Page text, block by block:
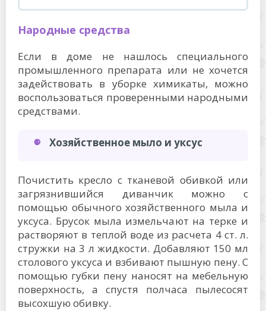
Народные средства
Если в доме не нашлось специального
промышленного препарата или не хочется
задействовать в уборке химикаты, можно
воспользоваться проверенными народными
средствами.
Хозяйственное мыло и уксус
Почистить кресло с тканевой обивкой или
загрязнившийся диванчик можно с
помощью обычного хозяйственного мыла и
уксуса. Брусок мыла измельчают на терке и
растворяют в теплой воде из расчета 4 ст. л.
стружки на 3 л жидкости. Добавляют 150 мл
столового уксуса и взбивают пышную пену. С
помощью губки пену наносят на мебельную
поверхность, а спустя полчаса пылесосят
высохшую обивку.